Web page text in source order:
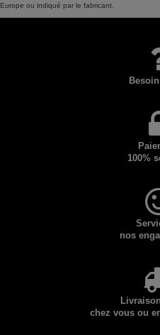
Europe ou indiqué par le fabricant.
100%
nos
chez vous ou